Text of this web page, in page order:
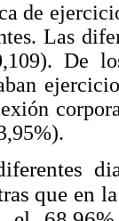
de
Las
De
que en